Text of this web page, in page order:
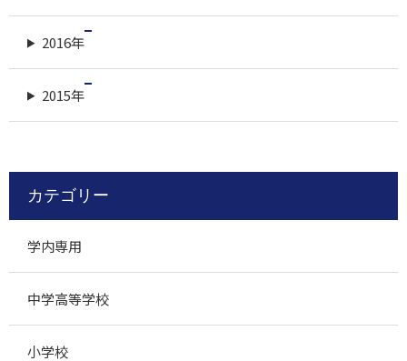
2016年
2015年
カテゴリー
学内専用
中学高等学校
小学校